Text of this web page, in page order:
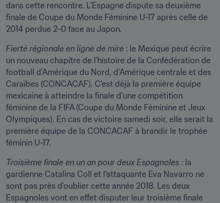
dans cette rencontre. L'Espagne dispute sa deuxième
finale de Coupe du Monde Féminine U-17 après celle de
2014 perdue 2-0 face au Japon.
Fierté régionale en ligne de mire : le Mexique peut écrire
un nouveau chapitre de l'histoire de la Confédération de
football d'Amérique du Nord, d'Amérique centrale et des
Caraïbes (CONCACAF). C'est déjà la première équipe
mexicaine à atteindre la finale d'une compétition
féminine de la FIFA (Coupe du Monde Féminine et Jeux
Olympiques). En cas de victoire samedi soir, elle serait la
première équipe de la CONCACAF à brandir le trophée
féminin U-17.
Troisième finale en un an pour deux Espagnoles : la
gardienne Catalina Coll et l'attaquante Eva Navarro ne
sont pas près d'oublier cette année 2018. Les deux
Espagnoles vont en effet disputer leur troisième finale